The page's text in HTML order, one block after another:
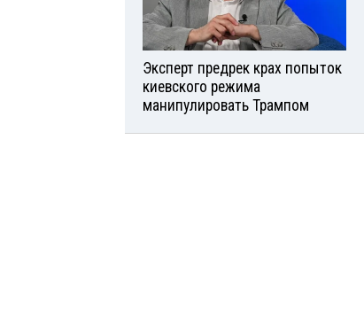
Эксперт предрек крах попыток
киевского режима
манипулировать Трампом